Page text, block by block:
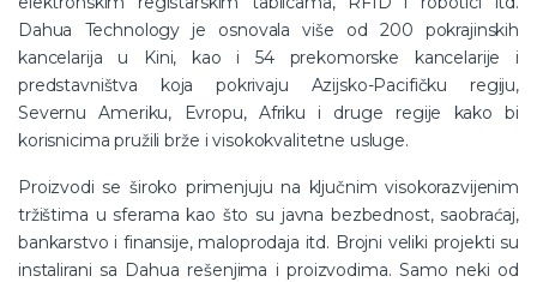
Dahua Technology je osnovala više od 200 pokrajinskih
kancelarija u Kini, kao i 54 prekomorske kancelarije i
predstavništva koja pokrivaju Azijsko-Pacifičku regiju,
Severnu Ameriku, Evropu, Afriku i druge regije kako bi
korisnicima pružili brže i visokokvalitetne usluge.
Proizvodi se široko primenjuju na ključnim visokorazvijenim
tržištima u sferama kao što su javna bezbednost, saobraćaj,
bankarstvo i finansije, maloprodaja itd. Brojni veliki projekti su
instalirani sa Dahua rešenjima i proizvodima. Samo neki od